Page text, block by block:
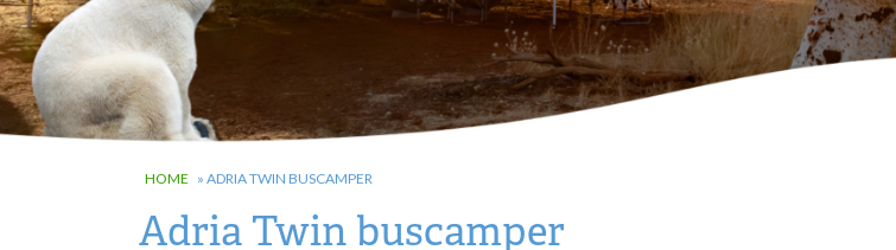
HOME » ADRIA TWIN BUSCAMPER
Adria Twin buscamper